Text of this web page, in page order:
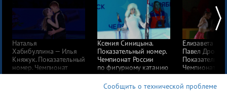
Наталья
Хабибуллина — Илья
Княжук. Показательный
номер. Чемпионат
России по фигурному
Ксения Синицына.
Показательный номер.
Чемпионат России
по фигурному катанию
2024
Елизавета
Павел Дрозд.
Чемпионат
по
2024
Сообщить о технической проблеме